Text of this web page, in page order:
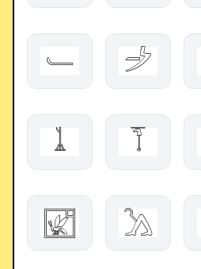
𓄑 𓌶
𓍞 𓄾
𓉣 𓂼